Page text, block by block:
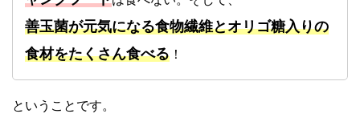
善玉菌が元気になる食物繊維とオリゴ糖入りの
食材をたくさん食べる ！
ということです。